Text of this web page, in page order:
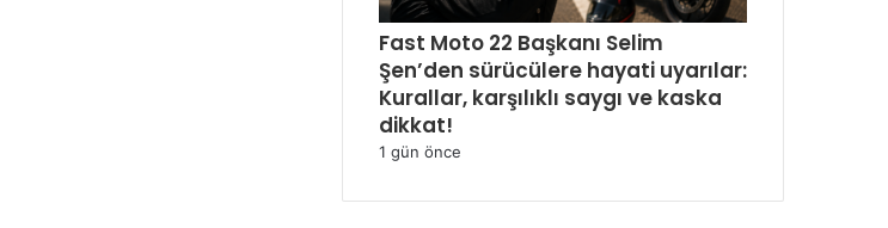
Fast Moto 22 Başkanı Selim
Şen’den sürücülere hayati uyarılar:
Kurallar, karşılıklı saygı ve kaska
dikkat!
1 gün önce